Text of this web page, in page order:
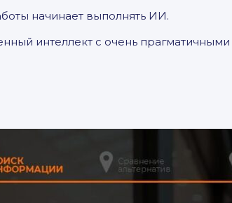
начинает выполнять ИИ.
интеллект с очень